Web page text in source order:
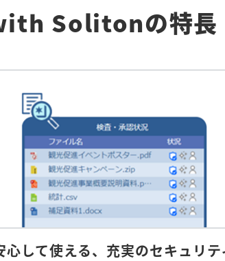
Solitonの特長
心して使える、充実のセキュリテ